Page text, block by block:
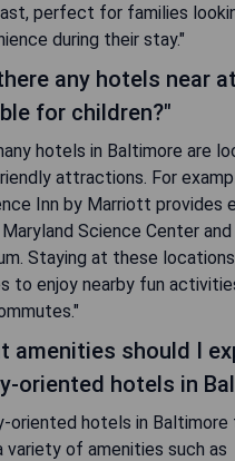
perfect for families
during their stay."
any hotels near
for children?"
hotels in Baltimore are
attractions. For
Inn by Marriott provides
Science Center
Staying at these
to enjoy nearby fun
amenities should I
oriented hotels in
oriented hotels in
variety of amenities such as